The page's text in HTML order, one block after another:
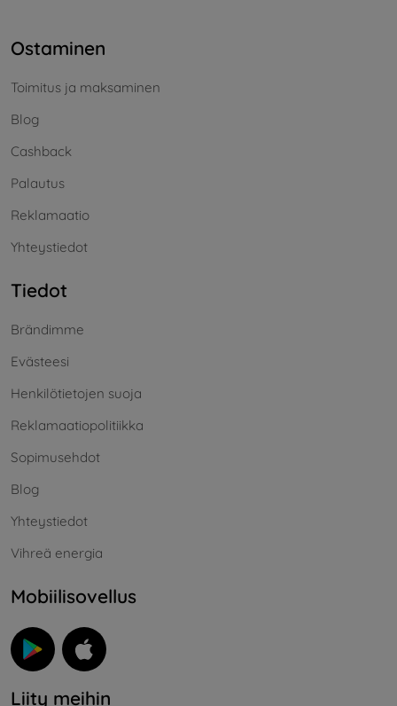
Ostaminen
Toimitus ja maksaminen
Blog
Cashback
Palautus
Reklamaatio
Yhteystiedot
Tiedot
Brändimme
Evästeesi
Henkilötietojen suoja
Reklamaatiopolitiikka
Sopimusehdot
Blog
Yhteystiedot
Vihreä energia
Mobiilisovellus
Liity meihin